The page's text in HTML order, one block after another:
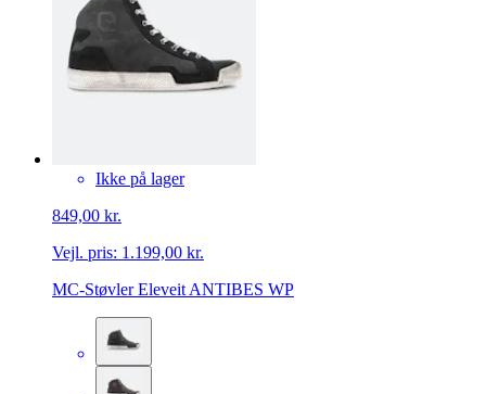
Ikke på lager
849,00 kr.
Vejl. pris: 1.199,00 kr.
MC-Støvler Eleveit ANTIBES WP